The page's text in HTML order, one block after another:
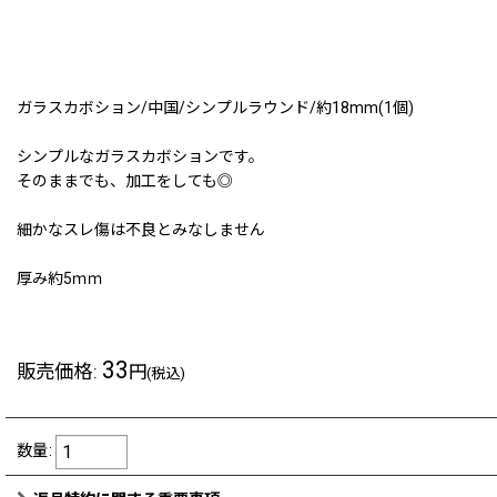
ガラスカボション/中国/シンプルラウンド/約18mm(1個)
シンプルなガラスカボションです。
そのままでも、加工をしても◎
細かなスレ傷は不良とみなしません
厚み約5ｍｍ
販売価格: 33円(税込)
数量: